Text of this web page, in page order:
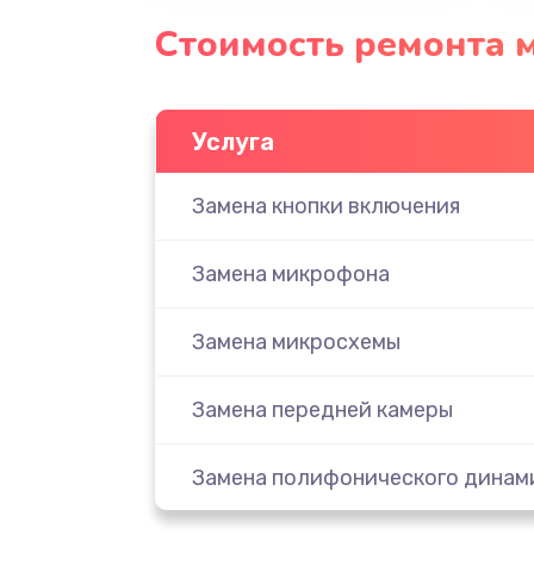
Стоимость ремонта
Услуга
Замена кнопки включения
Замена микрофона
Замена микросхемы
Замена передней камеры
Замена полифонического